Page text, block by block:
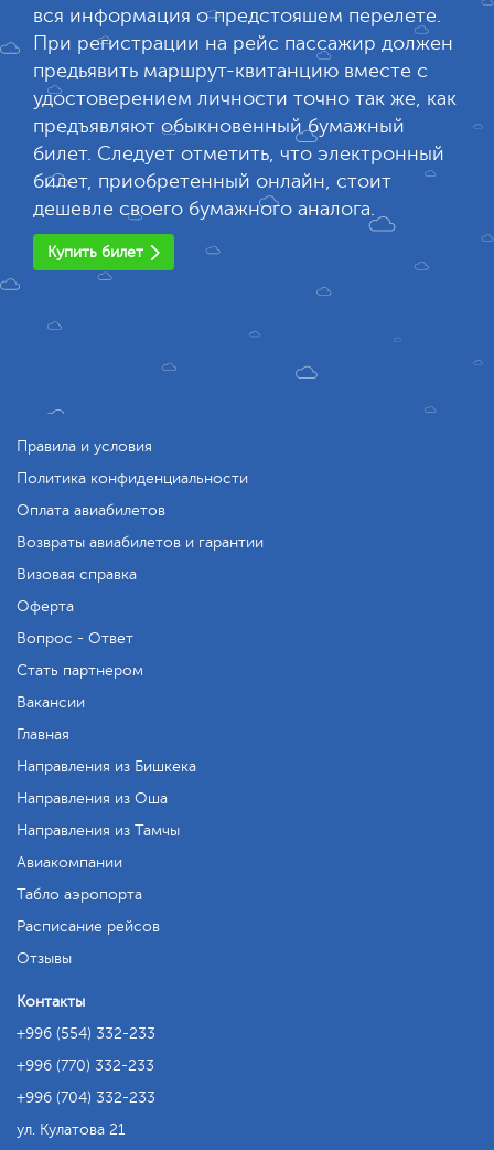
вся информация о предстояшем перелете.
При регистрации на рейс пассажир должен
предьявить маршрут-квитанцию вместе с
удостоверением личности точно так же, как
предъявляют обыкновенный бумажный
билет. Следует отметить, что электронный
билет, приобретенный онлайн, стоит
дешевле своего бумажного аналога.
Купить билет
Правила и условия
Политика конфиденциальности
Оплата авиабилетов
Возвраты авиабилетов и гарантии
Визовая справка
Оферта
Вопрос - Ответ
Стать партнером
Вакансии
Главная
Направления из Бишкека
Направления из Оша
Направления из Тамчы
Авиакомпании
Табло аэропорта
Расписание рейсов
Отзывы
Контакты
+996 (554) 332-233
+996 (770) 332-233
+996 (704) 332-233
ул. Кулатова 21